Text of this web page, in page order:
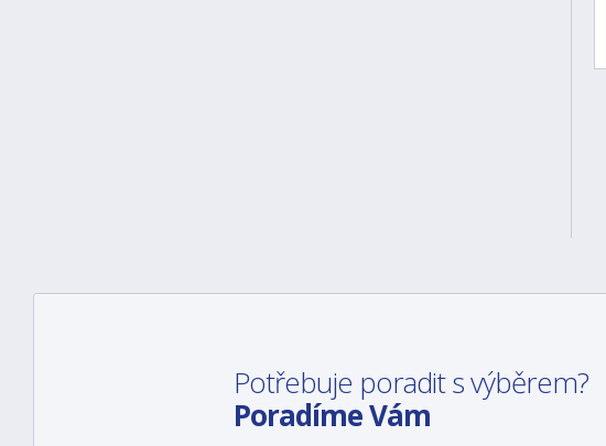
Potřebuje poradit s výběrem?
Poradíme Vám